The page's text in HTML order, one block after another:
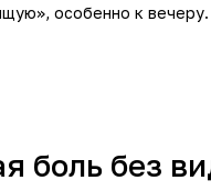
особенно к вечеру.
боль без